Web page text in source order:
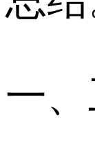
一